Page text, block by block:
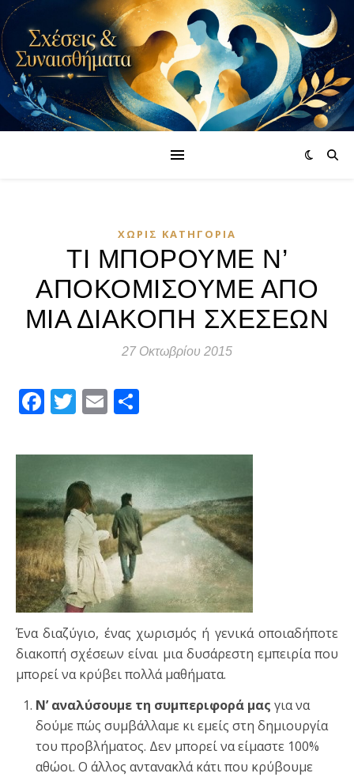
ΧΩΡΊΣ ΚΑΤΗΓΟΡΊΑ
ΤΙ ΜΠΟΡΟΥΜΕ Ν’
ΑΠΟΚΟΜΙΣΟΥΜΕ ΑΠΟ
ΜΙΑ ΔΙΑΚΟΠΗ ΣΧΕΣΕΩΝ
27 Οκτωβρίου 2015
Facebook
Twitter
Email
Ένα διαζύγιο, ένας χωρισμός ή γενικά οποιαδήποτε
διακοπή σχέσεων είναι μια δυσάρεστη εμπειρία που
μπορεί να κρύβει πολλά μαθήματα.
Ν’ αναλύσουμε τη συμπεριφορά μας για να
δούμε πώς συμβάλλαμε κι εμείς στη δημιουργία
του προβλήματος. Δεν μπορεί να είμαστε 100%
αθώοι. Ο άλλος αντανακλά κάτι που κρύβουμε